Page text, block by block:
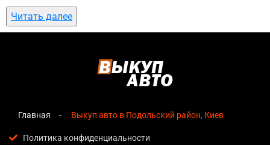
ожидание. С нами вы можете
Киеввсего за 1 день.
авто в Подольский район, Киев
озвучивается сразу после обращения, без скрытых
Прозрачные условия— все этапы сделки полностью
Читать далее
Главная Выкуп авто в Подольский район, Киев
Политика конфиденциальности